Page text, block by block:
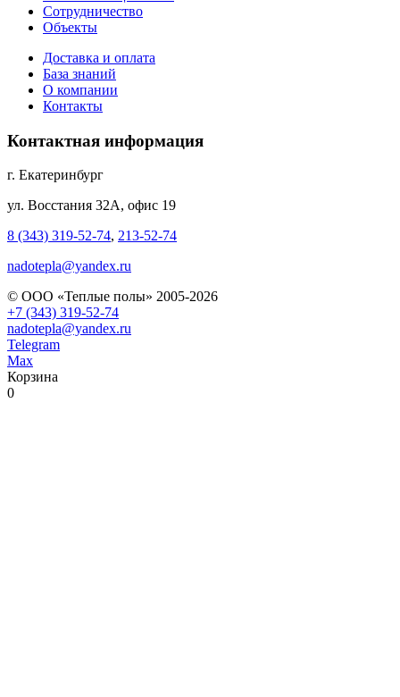
Сотрудничество
Объекты
Доставка и оплата
База знаний
О компании
Контакты
Контактная информация
г. Екатеринбург
ул. Восстания 32А, офис 19
8 (343) 319-52-74, 213-52-74
nadotepla@yandex.ru
© ООО «Теплые полы» 2005-2026
+7 (343) 319-52-74
nadotepla@yandex.ru
Telegram
Max
Корзина
0